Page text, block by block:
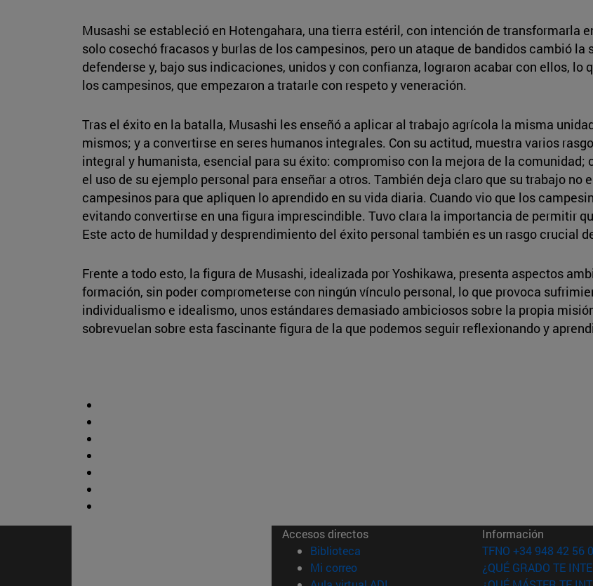
Musashi se estableció en Hotengahara, una tierra estéril, con intención de transformarla
solo cosechó fracasos y burlas de los campesinos, pero un ataque de bandidos cambió
defenderse y, bajo sus indicaciones, unidos y con confianza, lograron acabar con ellos,
los campesinos, que empezaron a tratarle con respeto y veneración.
Tras el éxito en la batalla, Musashi les enseñó a aplicar al trabajo agrícola la misma
mismos; y a convertirse en seres humanos integrales. Con su actitud, muestra varios
integral y humanista, esencial para su éxito: compromiso con la mejora de la
el uso de su ejemplo personal para enseñar a otros. También deja claro que su trabajo no
campesinos para que apliquen lo aprendido en su vida diaria. Cuando vio que los
evitando convertirse en una figura imprescindible. Tuvo clara la importancia de permitir
Este acto de humildad y desprendimiento del éxito personal también es un rasgo crucial
Frente a todo esto, la figura de Musashi, idealizada por Yoshikawa, presenta aspectos
formación, sin poder comprometerse con ningún vínculo personal, lo que provoca
individualismo e idealismo, unos estándares demasiado ambiciosos sobre la propia
sobrevuelan sobre esta fascinante figura de la que podemos seguir reflexionando y
Accesos directos
Biblioteca (abre en nueva ventana)
Mi correo(abre en nueva ventana)
Información
TFNO +34 948 42 56
¿QUÉ GRADO TE